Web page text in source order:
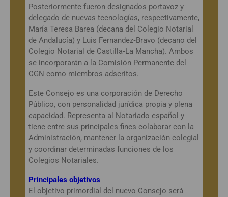
Posteriormente fueron designados portavoz y
delegado de nuevas tecnologías, respectivamente,
María Teresa Barea (decana del Colegio Notarial
de Andalucía) y Luis Fernandez‐Bravo (decano del
Colegio Notarial de Castilla‐La Mancha). Ambos
se incorporarán a la Comisión Permanente del
CGN como miembros adscritos.
Este Consejo es una corporación de Derecho
Público, con personalidad jurídica propia y plena
capacidad. Representa al Notariado español y
tiene entre sus principales fines colaborar con la
Administración, mantener la organización colegial
y coordinar determinadas funciones de los
Colegios Notariales.
Principales objetivos
El objetivo primordial del nuevo Consejo será